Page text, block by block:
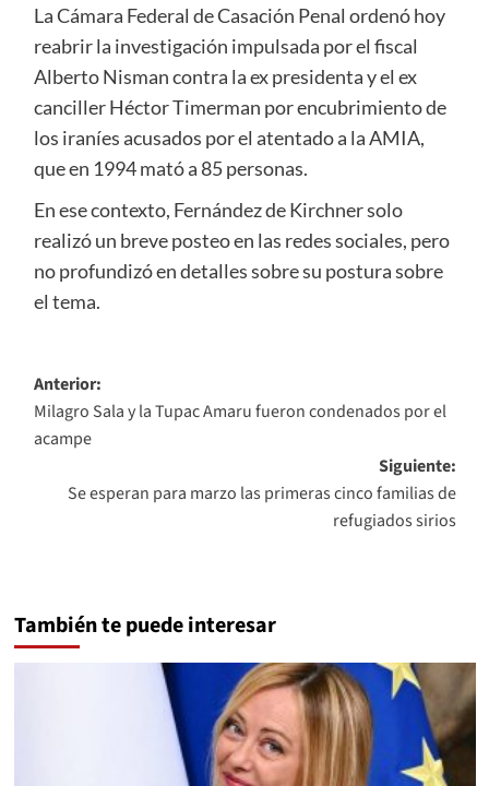
La Cámara Federal de Casación Penal ordenó hoy
reabrir la investigación impulsada por el fiscal
Alberto Nisman contra la ex presidenta y el ex
canciller Héctor Timerman por encubrimiento de
los iraníes acusados por el atentado a la AMIA,
que en 1994 mató a 85 personas.
En ese contexto, Fernández de Kirchner solo
realizó un breve posteo en las redes sociales, pero
no profundizó en detalles sobre su postura sobre
el tema.
Navegación
de
entradas
Anterior:
Milagro Sala y la Tupac Amaru fueron condenados por el
acampe
Siguiente:
Se esperan para marzo las primeras cinco familias de
refugiados sirios
También te puede interesar